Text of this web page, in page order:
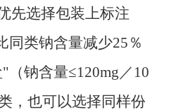
先选择包装上标注
同类钠含量减少25％
（钠含量≤120mg／10
，也可以选择同样份